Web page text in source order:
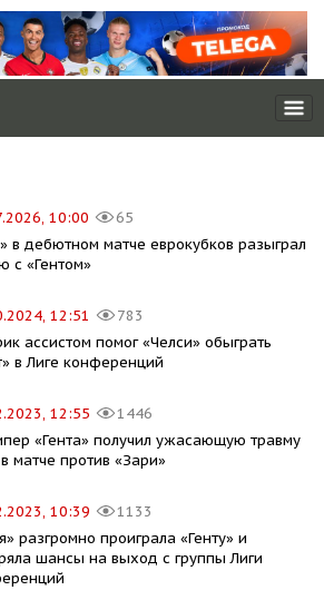
10:00
65
в дебютном матче еврокубков разыграл
с «Гентом»
12:51
783
ассистом помог «Челси» обыграть
в Лиге конференций
12:55
1446
«Гента» получил ужасающую травму
матче против «Зари»
10:39
1133
разгромно проиграла «Генту» и
шансы на выход с группы Лиги